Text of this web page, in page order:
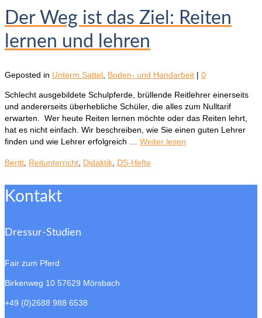
Der Weg ist das Ziel: Reiten
lernen und lehren
Geposted in Unterm Sattel Boden- und Handarbeit | 0
Schlecht ausgebildete Schulpferde, brüllende Reitlehrer einerseits
und andererseits überhebliche Schüler, die alles zum Nulltarif
erwarten. Wer heute Reiten lernen möchte oder das Reiten lehrt,
hat es nicht einfach. Wir beschreiben, wie Sie einen guten Lehrer
finden und wie Lehrer erfolgreich … Weiter lesen
Beritt Reitunterricht Didaktik DS-Hefte
Kontakt
Dressur-Studien
Fair zum Pferd
Birkenweg 10 57629 Mörsbach
+49 (0)2688 988 6538